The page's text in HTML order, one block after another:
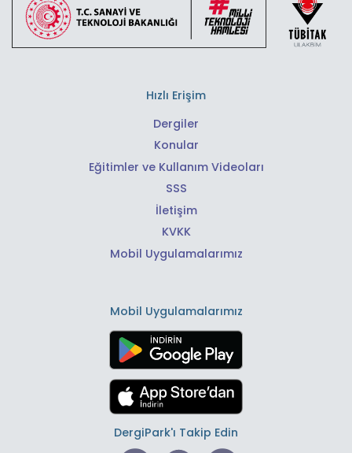
Hızlı Erişim
Dergiler
Konular
Eğitimler ve Kullanım Videoları
SSS
İletişim
KVKK
Mobil Uygulamalarımız
Mobil Uygulamalarımız
DergiPark'ı Takip Edin